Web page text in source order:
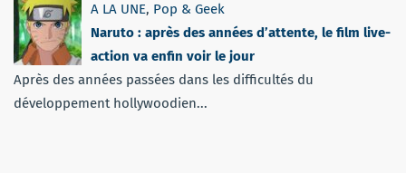
A LA UNE, Pop & Geek
Naruto : après des années d’attente, le film live-
action va enfin voir le jour
Après des années passées dans les difficultés du
développement hollywoodien...